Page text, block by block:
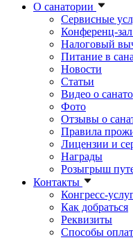
О санатории
Сервисные
Конференц-
Налоговый
Питание в
Новости
Статьи
Видео о
Фото
Отзывы о
Правила
Лицензии и
Награды
Розыгрыш
Контакты
Конгресс-
Как добраться
Реквизиты
Способы